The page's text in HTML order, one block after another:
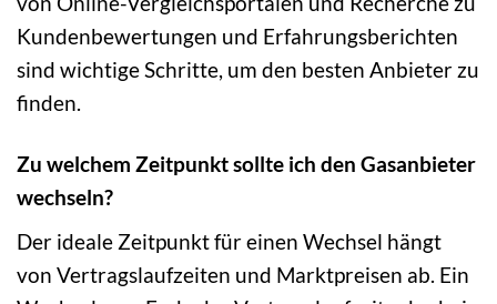
Kundenbewertungen und Erfahrungsberichten
sind wichtige Schritte, um den besten Anbieter zu
finden.
Zu welchem Zeitpunkt sollte ich den Gasanbieter
wechseln?
Der ideale Zeitpunkt für einen Wechsel hängt
von Vertragslaufzeiten und Marktpreisen ab. Ein